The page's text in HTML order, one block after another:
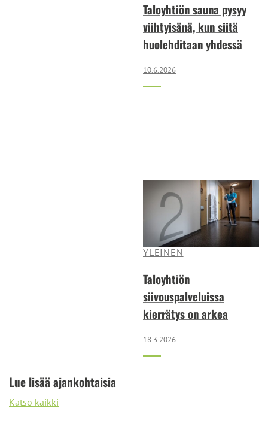
Lue lisää ajankohtaisia
Katso kaikki
Taloyhtiön sauna pysyy
viihtyisänä, kun siitä
huolehditaan yhdessä
10.6.2026
YLEINEN
Taloyhtiön
siivouspalveluissa
kierrätys on arkea
18.3.2026